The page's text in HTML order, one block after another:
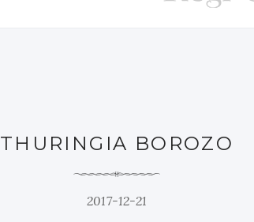
THURINGIA BOROZO
2017-12-21